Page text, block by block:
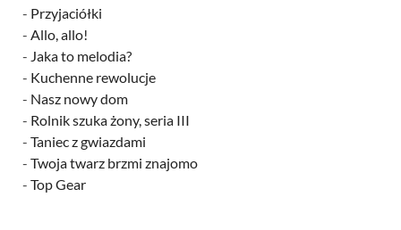
- Przyjaciółki
- Allo, allo!
- Jaka to melodia?
- Kuchenne rewolucje
- Nasz nowy dom
- Rolnik szuka żony, seria III
- Taniec z gwiazdami
- Twoja twarz brzmi znajomo
- Top Gear